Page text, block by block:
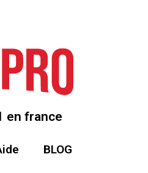
en france
BLOG